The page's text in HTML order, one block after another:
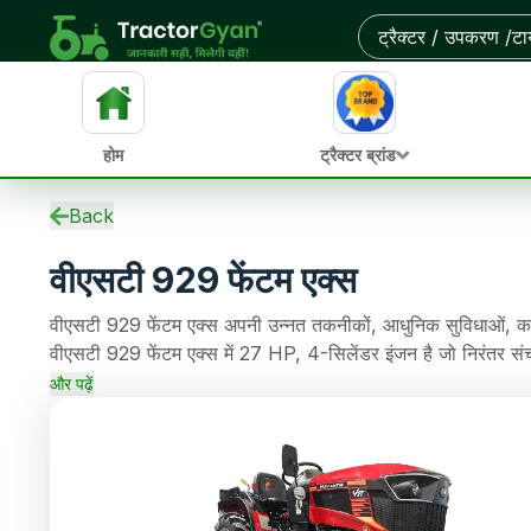
स्पेसिफिकेशन
पुराने ट्रैक्टर
समीक्षाएं
होम ट्रैक्टर ब्रांड
Back
वीएसटी 929 फेंटम एक्स
वीएसटी 929 फेंटम एक्स अपनी उन्नत तकनीकों, आधुनिक सुविधाओं, कई
वीएसटी 929 फेंटम एक्स में 27 HP, 4-सिलेंडर इंजन है जो निरंतर
Friction Plate क्लच है, जो खेती के कामों को आसान बनाता है।
और पढ़ें
आस-पास के डीलरों से ऑन-रोड कीमत और बेहतरीन डील पाएं